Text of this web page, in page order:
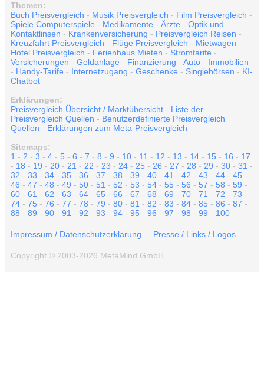
Themen:
Buch Preisvergleich - Musik Preisvergleich - Film Preisvergleich -
Spiele Computerspiele - Medikamente - Ärzte - Optik und
Kontaktlinsen - Krankenversicherung - Preisvergleich Reisen -
Kreuzfahrt Preisvergleich - Flüge Preisvergleich - Mietwagen -
Hotel Preisvergleich - Ferienhaus Mieten - Stromtarife -
Versicherungen - Geldanlage - Finanzierung - Auto - Immobilien
- Handy-Tarife - Internetzugang - Geschenke - Singlebörsen - KI-
Chatbot
Erklärungen:
Preisvergleich Übersicht / Marktübersicht - Liste der
Preisvergleich Quellen - Benutzerdefinierte Preisvergleich
Quellen - Erklärungen zum Meta-Preisvergleich
Sitemaps:
1 - 2 - 3 - 4 - 5 - 6 - 7 - 8 - 9 - 10 - 11 - 12 - 13 - 14 - 15 - 16 - 17
- 18 - 19 - 20 - 21 - 22 - 23 - 24 - 25 - 26 - 27 - 28 - 29 - 30 - 31 -
32 - 33 - 34 - 35 - 36 - 37 - 38 - 39 - 40 - 41 - 42 - 43 - 44 - 45 -
46 - 47 - 48 - 49 - 50 - 51 - 52 - 53 - 54 - 55 - 56 - 57 - 58 - 59 -
60 - 61 - 62 - 63 - 64 - 65 - 66 - 67 - 68 - 69 - 70 - 71 - 72 - 73 -
74 - 75 - 76 - 77 - 78 - 79 - 80 - 81 - 82 - 83 - 84 - 85 - 86 - 87 -
88 - 89 - 90 - 91 - 92 - 93 - 94 - 95 - 96 - 97 - 98 - 99 - 100 -
Impressum / Datenschutzerklärung Presse / Links / Logos
Copyright © 2003-2026 MetaMind GmbH